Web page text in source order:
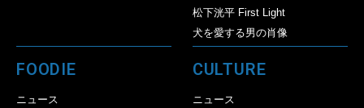
松下洸平 First Light
犬を愛する男の肖像
FOODIE
ニュース
CULTURE
ニュース